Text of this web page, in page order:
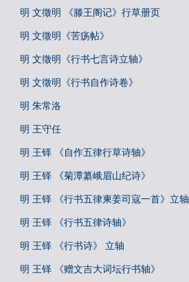
明 文徵明 《滕王阁记》行草册页
明 文徵明《苦疡帖》
明 文徵明《行书七言诗立轴》
明 文徵明《行书自作诗卷》
明 朱常洛
明 王守任
明 王铎 《自作五律行草诗轴》
明 王铎 《菊潭纂峨眉山纪诗》
明 王铎 《行书五律柬姜司寇一首》立轴
明 王铎 《行书五律诗轴》
明 王铎 《行书诗》 立轴
明 王铎 《赠文吉大词坛行书轴》